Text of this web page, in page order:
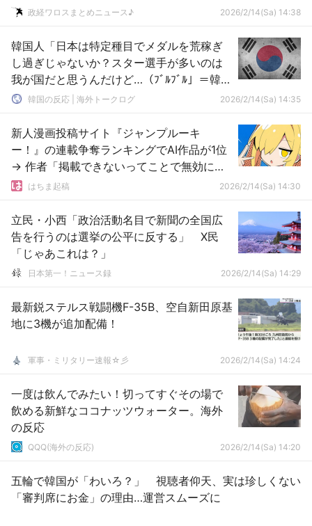
につながる」との批判も
政経ワロスまとめニュース♪ 2026/2/14(Sa) 14:38
韓国人「日本は特定種目でメダルを荒稼ぎ
し過ぎじゃないか？スター選手が多いのは
我が国だと思うんだけど…（ﾌﾞﾙﾌﾞﾙ」＝韓国
の反応韓国の反応 | 海外トークログ 2026/2/14(Sa) 14:35
新人漫画投稿サイト『ジャンプルーキ
ー！』の連載争奪ランキングでAI作品が1位
→ 作者「掲載できないってことで無効にな
りました」
はちま起稿 2026/2/14(Sa) 14:30
立民・小西「政治活動名目で新聞の全国広
告を行うのは選挙の公平に反する」 X民
「じゃあこれは？」
日本第一！ニュース録 2026/2/14(Sa) 14:29
最新鋭ステルス戦闘機F-35B、空自新田原基
地に3機が追加配備！
軍事・ミリタリー速報☆彡 2026/2/14(Sa) 14:24
一度は飲んでみたい！切ってすぐその場で
飲める新鮮なココナッツウォーター。海外
の反応
QQQ(海外の反応) 2026/2/14(Sa) 14:20
五輪で韓国が「わいろ？」 視聴者仰天、実は珍しくない
「審判席にお金」の理由…運営スムーズに